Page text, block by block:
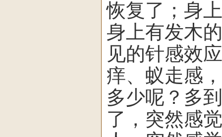
恢复了；身
身上有发木
见的针感效
痒、蚁走感
多少呢？多
了，突然感